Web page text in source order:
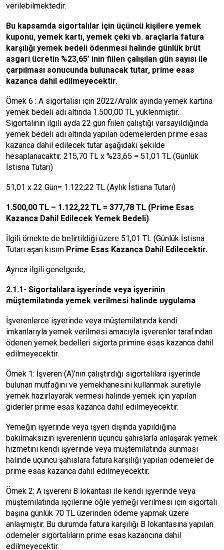
verilebilmektedir.
Bu kapsamda sigortalılar için üçüncü kişilere yemek
kuponu, yemek kartı, yemek çeki vb. araçlarla fatura
karşılığı yemek bedeli ödenmesi halinde günlük brüt
asgari ücretin %23,65’ inin fiilen çalışılan gün sayısı ile
çarpılması sonucunda bulunacak tutar, prime esas
kazanca dahil edilmeyecektir.
Örnek 6 : A sigortalısı için 2022/Aralık ayında yemek kartına
yemek bedeli adı altında 1.500,00 TL yüklenmiştir.
Sigortalının ilgili ayda 22 gün fiilen çalıştığı varsayıldığında
yemek bedeli adı altında yapılan ödemelerden prime esas
kazanca dahil edilecek tutar aşağıdaki şekilde
hesaplanacaktır. 215,70 TL x %23,65 = 51,01 TL (Günlük
İstisna Tutarı)
51,01 x 22 Gün= 1.122,22 TL (Aylık İstisna Tutarı)
1.500,00 TL – 1.122,22 TL = 377,78 TL (Prime Esas
Kazanca Dahil Edilecek Yemek Bedeli)
İlgili örnekte de belirtildiği üzere 51,01 TL (Günlük İstisna
Tutarı aşan kısım Prime Esas Kazanca Dahil Edilecektir.
Ayrıca ilgili genelgede;
2.1.1- Sigortalılara işyerinde veya işyerinin
müştemilatında yemek verilmesi halinde uygulama
İşverenlerce işyerinde veya müştemilatında kendi
imkanlarıyla yemek verilmesi amacıyla işverenler tarafından
ödenen yemek bedelleri sigorta primine esas kazanca dahil
edilmeyecektir.
Örnek 1: İşveren (A)’nın çalıştırdığı sigortalılara işyerinde
bulunan mutfağını ve yemekhanesini kullanmak suretiyle
yemek hazırlayarak vermesi halinde yemek için yapılan
giderler prime esas kazanca dahil edilmeyecektir.
Yemeğin işyerinde veya işyeri dışında yapıldığına
bakılmaksızın işverenlerin üçüncü şahıslarla anlaşarak yemek
hizmetini kendi işyerinde veya müştemilatında sunması
halinde üçüncü şahıslara fatura karşılığı yapılan ödemeler de
prime esas kazanca dahil edilmeyecektir.
Örnek 2: A işvereni B lokantası ile kendi işyerinde veya
müştemilatında işçilerine öğle yemeği verilmesi için sigortalı
başına günlük 70 TL üzerinden ödeme yapmak üzere
anlaşmıştır. Bu durumda fatura karşılığı B lokantasına yapılan
ödemeler sigortalıların prime esas kazancına dahil
edilmeyecektir.